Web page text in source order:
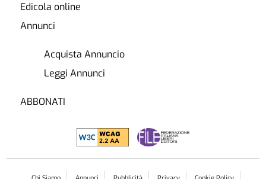
Edicola online
Annunci
Acquista Annuncio
Leggi Annunci
ABBONATI